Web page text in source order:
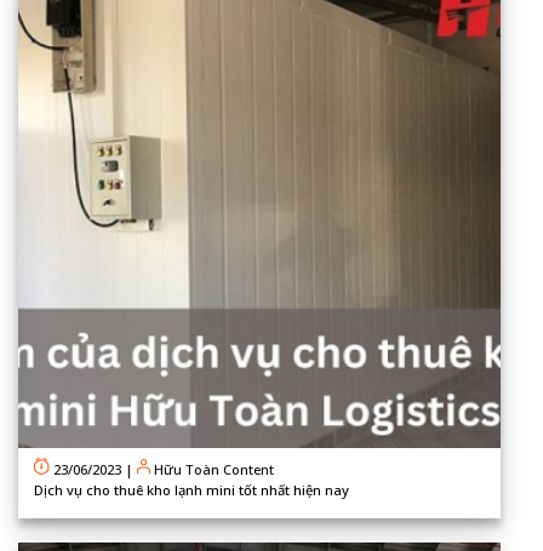
23/06/2023 |
Hữu Toàn Content
Dịch vụ cho thuê kho lạnh mini tốt nhất hiện nay